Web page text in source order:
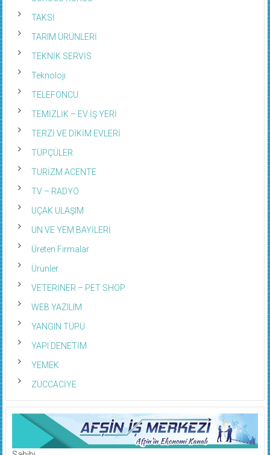
TAKSİ
TARIM ÜRÜNLERİ
TEKNİK SERVİS
Teknoloji
TELEFONCU
TEMİZLİK – EV İŞ YERİ
TERZİ VE DİKİM EVLERİ
TÜPÇÜLER
TURİZM ACENTE
TV – RADYO
UÇAK ULAŞIM
UN VE YEM BAYİLERİ
Üreten Firmalar
Ürünler
VETERİNER – PET SHOP
WEB YAZILIM
YANGIN TÜPÜ
YAPI DENETİM
YEMEK
ZÜCCACİYE